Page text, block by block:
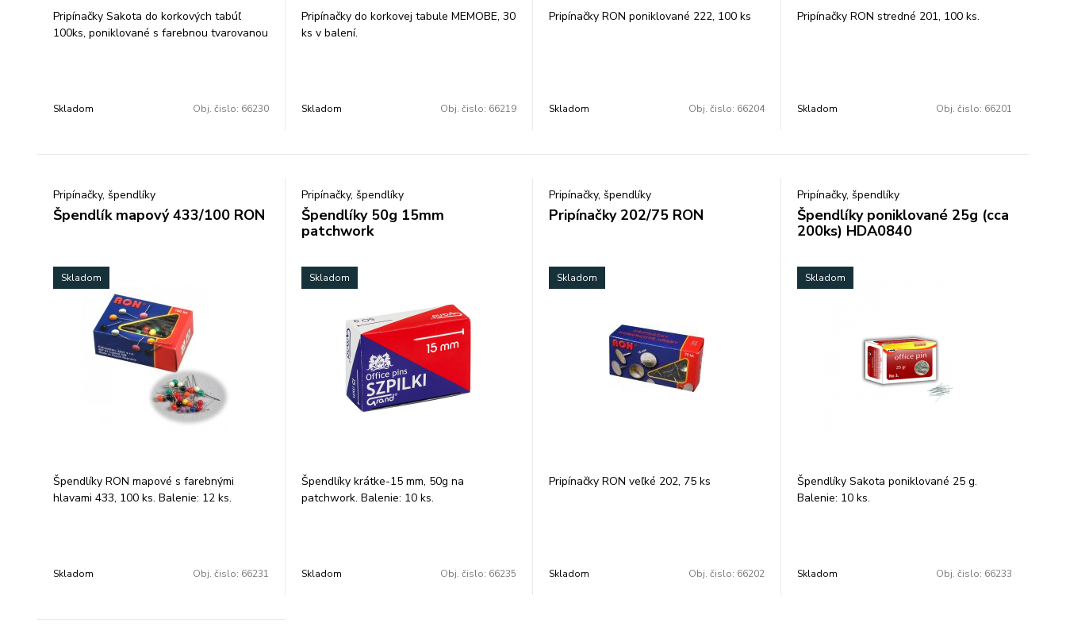
Pripínačky Sakota do korkových tabúľ
100ks, poniklované s farebnou tvarovanou
Skladom Obj. čislo: 66230
Pripínačky do korkovej tabule MEMOBE, 30
ks v balení.
Skladom Obj. čislo: 66219
Pripínačky RON poniklované 222, 100 ks
Skladom Obj. čislo: 66204
Pripínačky RON stredné 201, 100 ks.
Skladom Obj. čislo: 66201
Pripínačky, špendlíky
Špendlík mapový 433/100 RON
Skladom
Špendlíky RON mapové s farebnými
hlavami 433, 100 ks. Balenie: 12 ks.
Skladom Obj. čislo: 66231
Pripínačky, špendlíky
Špendlíky 50g 15mm
patchwork
Skladom
Špendlíky krátke-15 mm, 50g na
patchwork. Balenie: 10 ks.
Skladom Obj. čislo: 66235
Pripínačky, špendlíky
Pripínačky 202/75 RON
Skladom
Pripínačky RON veľké 202, 75 ks
Skladom Obj. čislo: 66202
Pripínačky, špendlíky
Špendlíky poniklované 25g (cca
200ks) HDA0840
Skladom
Špendlíky Sakota poniklované 25 g.
Balenie: 10 ks.
Skladom Obj. čislo: 66233